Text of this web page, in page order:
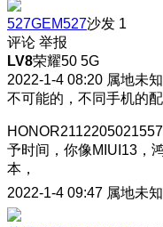
527GEM527沙发 1
评论 举报
LV8荣耀50 5G
2022-1-4 08:20 属地未知
不可能的，不同手机的
HONOR2112205021557
予时间，你像MIUI13，
本，
2022-1-4 09:47 属地未知